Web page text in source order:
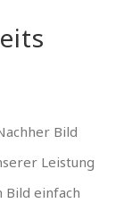
Bild
Leistung
Bild einfach